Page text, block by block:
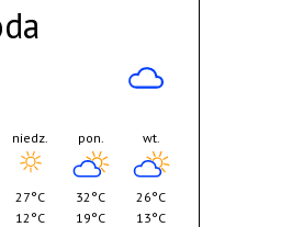
niedz.
27°C
12°C
pon.
32°C
19°C
wt.
26°C
13°C